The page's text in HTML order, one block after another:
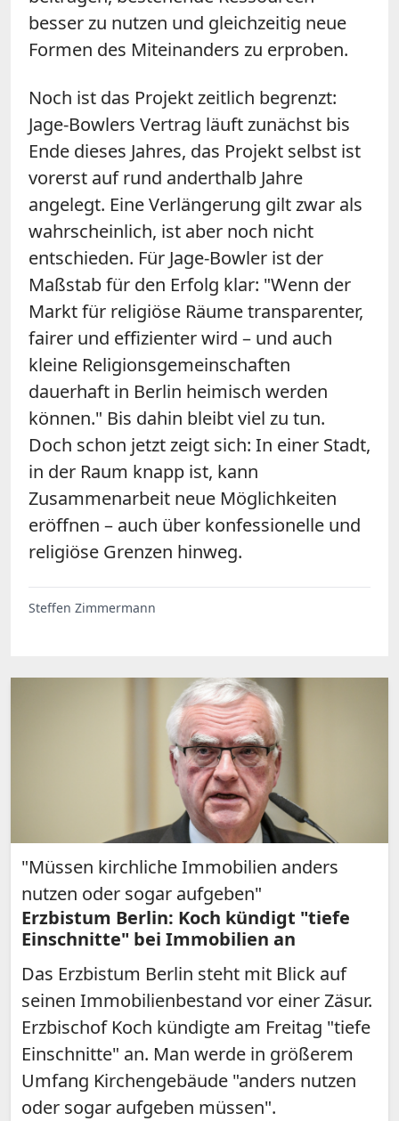
besser zu nutzen und gleichzeitig neue
Formen des Miteinanders zu erproben.
Noch ist das Projekt zeitlich begrenzt:
Jage-Bowlers Vertrag läuft zunächst bis
Ende dieses Jahres, das Projekt selbst ist
vorerst auf rund anderthalb Jahre
angelegt. Eine Verlängerung gilt zwar als
wahrscheinlich, ist aber noch nicht
entschieden. Für Jage-Bowler ist der
Maßstab für den Erfolg klar: "Wenn der
Markt für religiöse Räume transparenter,
fairer und effizienter wird – und auch
kleine Religionsgemeinschaften
dauerhaft in Berlin heimisch werden
können." Bis dahin bleibt viel zu tun.
Doch schon jetzt zeigt sich: In einer Stadt,
in der Raum knapp ist, kann
Zusammenarbeit neue Möglichkeiten
eröffnen – auch über konfessionelle und
religiöse Grenzen hinweg.
Steffen Zimmermann
"Müssen kirchliche Immobilien anders
nutzen oder sogar aufgeben"
Erzbistum Berlin: Koch kündigt "tiefe
Einschnitte" bei Immobilien an
Das Erzbistum Berlin steht mit Blick auf
seinen Immobilienbestand vor einer Zäsur.
Erzbischof Koch kündigte am Freitag "tiefe
Einschnitte" an. Man werde in größerem
Umfang Kirchengebäude "anders nutzen
oder sogar aufgeben müssen".